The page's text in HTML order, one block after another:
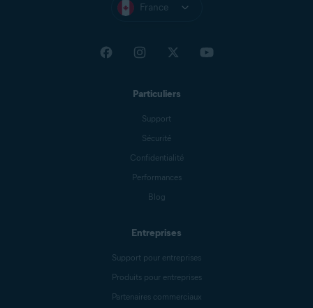
France
Particuliers
Support
Sécurité
Confidentialité
Performances
Blog
Entreprises
Support pour entreprises
Produits pour entreprises
Partenaires commerciaux